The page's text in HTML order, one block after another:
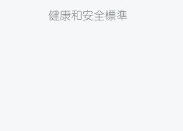
健康和安全標準